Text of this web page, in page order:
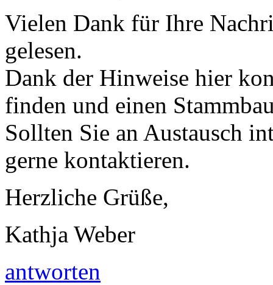
Vielen Dank für Ihre
gelesen.
Dank der Hinweise hier
finden und einen
Sollten Sie an Austausch
gerne kontaktieren.
Herzliche Grüße,
Kathja Weber
antworten